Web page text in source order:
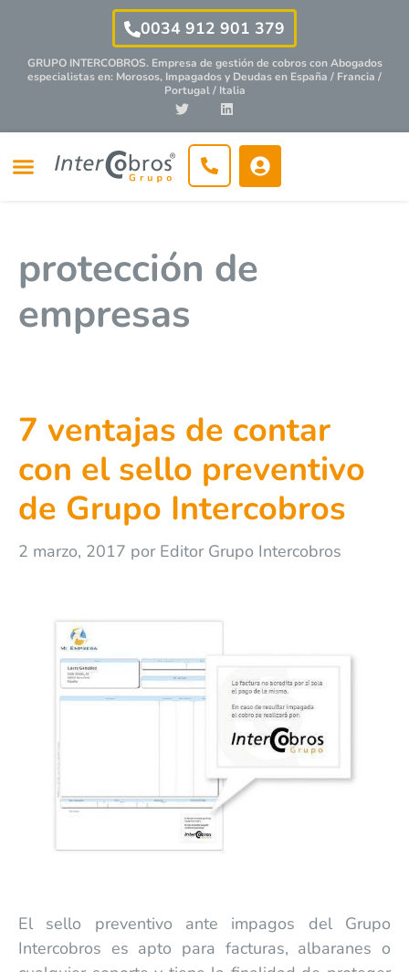
0034 912 901 379
GRUPO INTERCOBROS. Empresa de gestión de cobros conAbogados
especialistasen: Morosos, Impagados y Deudas en España / Francia /
Portugal / Italia
protección de
empresas
7 ventajas de contar
con el sello preventivo
de Grupo Intercobros
2 marzo, 2017 por Editor Grupo Intercobros
El sello preventivo ante impagos del Grupo
Intercobros es apto para facturas, albaranes o